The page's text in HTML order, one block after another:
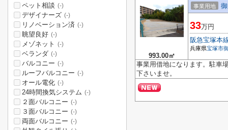
993.00㎡
事業用地
33万円
阪急宝塚本
兵庫県宝塚市
事業用借地になります。駐車
下さいませ。
ペット相談 (-)
デザイナーズ (-)
リノベーション済 (-)
眺望良好 (-)
メゾネット (-)
ベランダ (-)
バルコニー (-)
ルーフバルコニー (-)
オール電化 (-)
24時間換気システム (-)
２面バルコニー (-)
３面バルコニー (-)
両面バルコニー (-)